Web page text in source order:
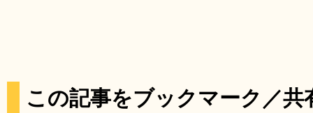
この記事をブックマーク／共